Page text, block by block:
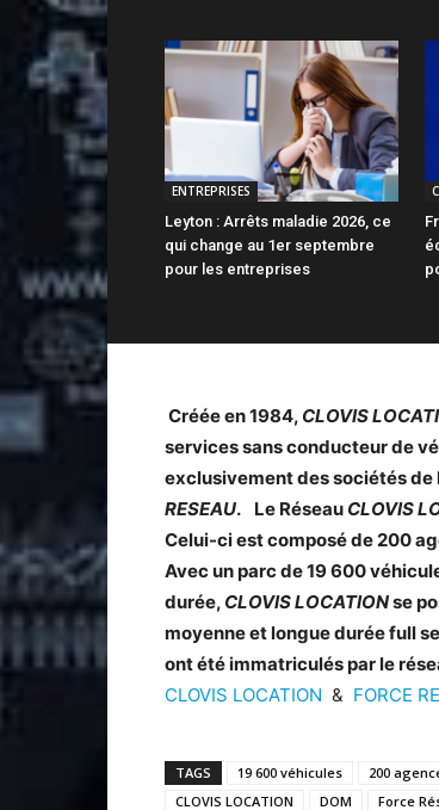
ENTREPRISES
Leyton : Arrêts maladie 2026, ce
qui change au 1er septembre
pour les entreprises
Créée en 1984, CLOVIS
services sans conducteur de
exclusivement des sociétés
RESEAU. Le Réseau CLOVIS
Celui-ci est composé de 200
Avec un parc de 19 600
durée, CLOVIS LOCATIONse
moyenne et longue durée full
ont été immatriculés par le
CLOVIS LOCATION & FORCE
TAGS 19 600 véhicules 200
CLOVIS LOCATION
DOM Force